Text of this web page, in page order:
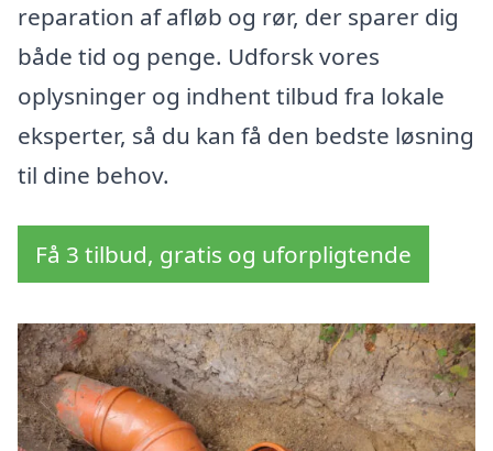
reparation af afløb og rør, der sparer dig
både tid og penge. Udforsk vores
oplysninger og indhent tilbud fra lokale
eksperter, så du kan få den bedste løsning
til dine behov.
Få 3 tilbud, gratis og uforpligtende